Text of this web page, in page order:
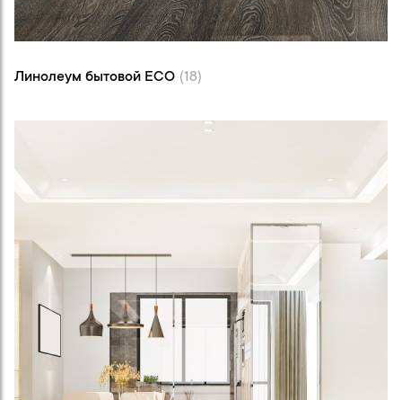
Линолеум бытовой ECO (18)